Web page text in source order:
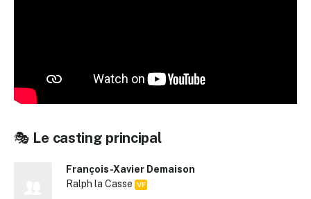
🎭 Le casting principal
François-Xavier Demaison
Ralph la Casse VF